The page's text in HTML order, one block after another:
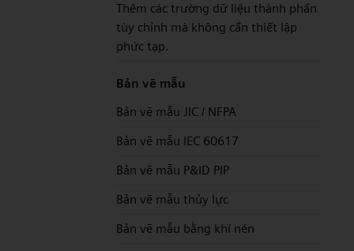
Thêm các trường dữ liệu thành phần
tùy chỉnh mà không cần thiết lập
phức tạp.
Bản vẽ mẫu
Bản vẽ mẫu JIC / NFPA
Bản vẽ mẫu IEC 60617
Bản vẽ mẫu P&ID PIP
Bản vẽ mẫu thủy lực
Bản vẽ mẫu bằng khí nén